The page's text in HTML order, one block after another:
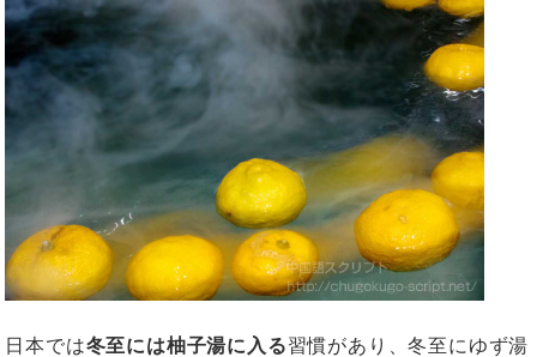
日本では冬至には柚子湯に入る習慣があり、冬至にゆず湯